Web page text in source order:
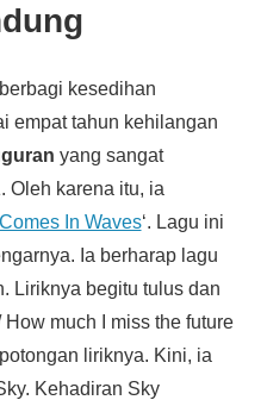
berbagi kesedihan
empat tahun kehilangan
yang sangat
Oleh karena itu, ia
Comes In Waves‘. Lagu ini
Ia berharap lagu
Liriknya begitu tulus dan
How much I miss the future
liriknya. Kini, ia
Kehadiran Sky